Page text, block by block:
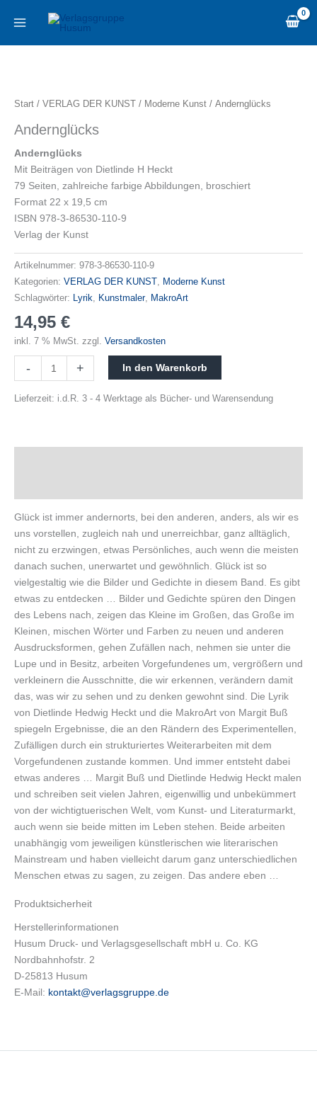
Inhalt
Start / VERLAG DER KUNST / Moderne Kunst / Andernglücks
Andernglücks
Andernglücks
Mit Beiträgen von Dietlinde H Heckt
79 Seiten, zahlreiche farbige Abbildungen, broschiert
Format 22 x 19,5 cm
ISBN 978-3-86530-110-9
Verlag der Kunst
Artikelnummer: 978-3-86530-110-9
Kategorien: VERLAG DER KUNST , Moderne Kunst
Schlagwörter: Lyrik, Kunstmaler, MakroArt
14,95 €
inkl. 7 % MwSt. zzgl. Versandkosten
- + In den Warenkorb
Lieferzeit: i.d.R. 3 - 4 Werktage als Bücher- und Warensendung
Glück ist immer andernorts, bei den anderen, anders, als wir es
uns vorstellen, zugleich nah und unerreichbar, ganz alltäglich,
nicht zu erzwingen, etwas Persönliches, auch wenn die meisten
danach suchen, unerwartet und gewöhnlich. Glück ist so
vielgestaltig wie die Bilder und Gedichte in diesem Band. Es gibt
etwas zu entdecken … Bilder und Gedichte spüren den Dingen
des Lebens nach, zeigen das Kleine im Großen, das Große im
Kleinen, mischen Wörter und Farben zu neuen und anderen
Ausdrucksformen, gehen Zufällen nach, nehmen sie unter die
Lupe und in Besitz, arbeiten Vorgefundenes um, vergrößern und
verkleinern die Ausschnitte, die wir erkennen, verändern damit
das, was wir zu sehen und zu denken gewohnt sind. Die Lyrik
von Dietlinde Hedwig Heckt und die MakroArt von Margit Buß
spiegeln Ergebnisse, die an den Rändern des Experimentellen,
Zufälligen durch ein strukturiertes Weiterarbeiten mit dem
Vorgefundenen zustande kommen. Und immer entsteht dabei
etwas anderes … Margit Buß und Dietlinde Hedwig Heckt malen
und schreiben seit vielen Jahren, eigenwillig und unbekümmert
von der wichtigtuerischen Welt, vom Kunst- und Literaturmarkt,
auch wenn sie beide mitten im Leben stehen. Beide arbeiten
unabhängig vom jeweiligen künstlerischen wie literarischen
Mainstream und haben vielleicht darum ganz unterschiedlichen
Menschen etwas zu sagen, zu zeigen. Das andere eben …
Produktsicherheit
Herstellerinformationen
Husum Druck- und Verlagsgesellschaft mbH u. Co. KG
Nordbahnhofstr. 2
D-25813 Husum
E-Mail: kontakt@verlagsgruppe.de